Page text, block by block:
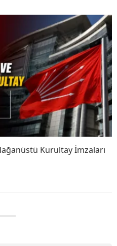
Kurultay İmzaları